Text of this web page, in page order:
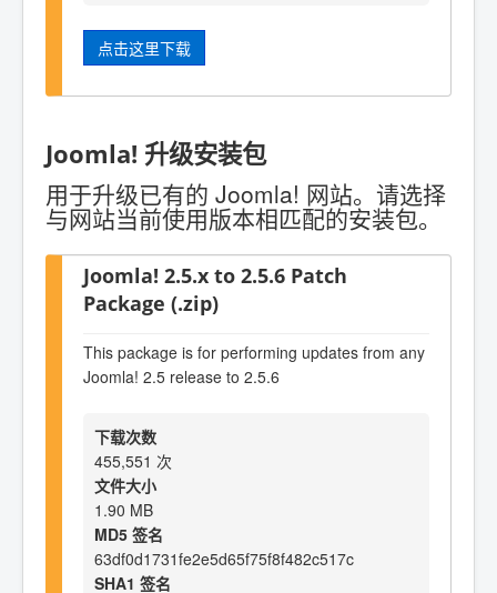
点击这里下载
Joomla! 升级安装包
用于升级已有的 Joomla! 网站。请选择
与网站当前使用版本相匹配的安装包。
Joomla! 2.5.x to 2.5.6 Patch
Package (.zip)
This package is for performing updates from any
Joomla! 2.5 release to 2.5.6
下载次数
455,551 次
文件大小
1.90 MB
MD5 签名
63df0d1731fe2e5d65f75f8f482c517c
SHA1 签名